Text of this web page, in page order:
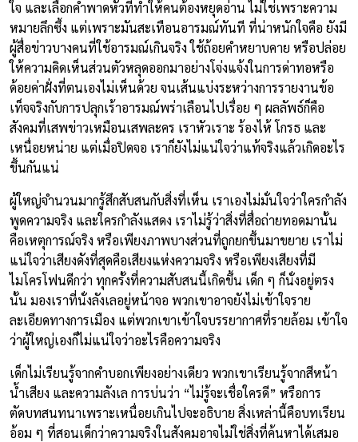
ใจ และเลือกคำพาดหัวที่ทำให้คนต้องหยุดอ่าน ไม่ใช่เพราะความ
หมายลึกซึ้ง แต่เพราะมันสะเทือนอารมณ์ทันที ที่น่าหนักใจคือ ยังมี
ผู้สื่อข่าวบางคนที่ใช้อารมณ์เกินจริง ใช้ถ้อยคำหยาบคาย หรือปล่อย
ให้ความคิดเห็นส่วนตัวหลุดออกมาอย่างโจ่งแจ้งในการด่าทอหรือ
ด้อยค่าฝั่งที่ตนเองไม่เห็นด้วย จนเส้นแบ่งระหว่างการรายงานข้อ
เท็จจริงกับการปลุกเร้าอารมณ์พร่าเลือนไปเรื่อย ๆ ผลลัพธ์ก็คือ
สังคมที่เสพข่าวเหมือนเสพละคร เราหัวเราะ ร้องไห้ โกรธ และ
เหนื่อยหน่าย แต่เมื่อปิดจอ เราก็ยังไม่แน่ใจว่าแท้จริงแล้วเกิดอะไร
ขึ้นกันแน่
ผู้ใหญ่จำนวนมากรู้สึกสับสนกับสิ่งที่เห็น เราเองไม่มั่นใจว่าใครกำลัง
พูดความจริง และใครกำลังแสดง เราไม่รู้ว่าสิ่งที่สื่อถ่ายทอดมานั้น
คือเหตุการณ์จริง หรือเพียงภาพบางส่วนที่ถูกยกขึ้นมาขยาย เราไม่
แน่ใจว่าเสียงดังที่สุดคือเสียงแห่งความจริง หรือเพียงเสียงที่มี
ไมโครโฟนดีกว่า ทุกครั้งที่ความสับสนนี้เกิดขึ้น เด็ก ๆ ก็นั่งอยู่ตรง
นั้น มองเราที่นั่งลังเลอยู่หน้าจอ พวกเขาอาจยังไม่เข้าใจราย
ละเอียดทางการเมือง แต่พวกเขาเข้าใจบรรยากาศที่รายล้อม เข้าใจ
ว่าผู้ใหญ่เองก็ไม่แน่ใจว่าอะไรคือความจริง
เด็กไม่เรียนรู้จากคำบอกเพียงอย่างเดียว พวกเขาเรียนรู้จากสีหน้า
น้ำเสียง และความลังเล การบ่นว่า “ไม่รู้จะเชื่อใครดี” หรือการ
ตัดบทสนทนาเพราะเหนื่อยเกินไปจะอธิบาย สิ่งเหล่านี้คือบทเรียน
อ้อม ๆ ที่สอนเด็กว่าความจริงในสังคมอาจไม่ใช่สิ่งที่ค้นหาได้เสมอ